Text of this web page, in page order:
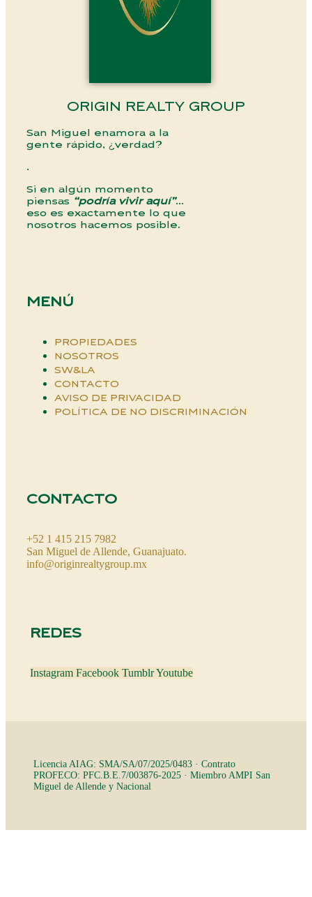
ORIGIN REALTY GROUP
San Miguel enamora a la
gente rápido, ¿verdad?
.
Si en algún momento
piensas “podría vivir aquí”…
eso es exactamente lo que
nosotros hacemos posible.
MENÚ
PROPIEDADES
NOSOTROS
SW&LA
CONTACTO
AVISO DE PRIVACIDAD
POLÍTICA DE NO DISCRIMINACIÓN
CONTACTO
+52 1 415 215 7982
San Miguel de Allende, Guanajuato.
info@originrealtygroup.mx
REDES
Instagram Facebook TumblrYoutube
Licencia AIAG: SMA/SA/07/2025/0483 · Contrato
PROFECO: PFC.B.E.7/003876-2025 · Miembro AMPI San
Miguel de Allende y Nacional